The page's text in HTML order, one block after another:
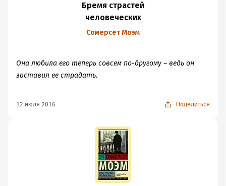
Бремя страстей
человеческих
Сомерсет Моэм
Она любила его теперь совсем по-другому – ведь он
заставил ее страдать.
12 июля 2016 Поделиться